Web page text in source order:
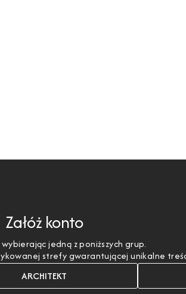
Załóż konto
wybierając jedną z poniższych grup.
strefy gwarantującej unikalne
ARCHITEKT